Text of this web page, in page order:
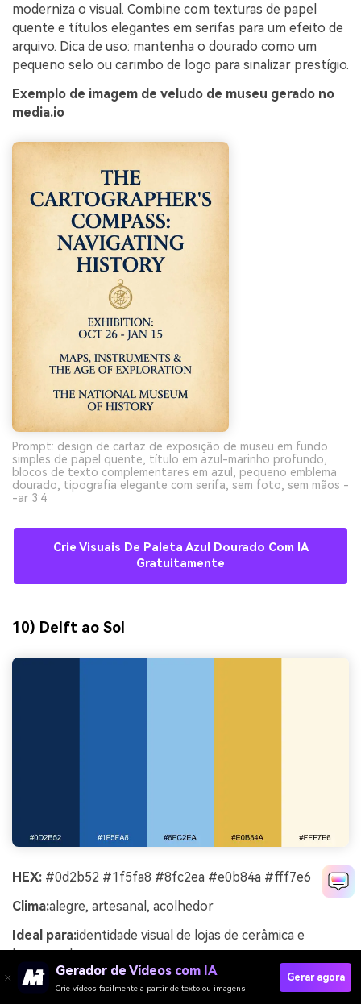
moderniza o visual. Combine com texturas de papel
quente e títulos elegantes em serifas para um efeito de
arquivo. Dica de uso: mantenha o dourado como um
pequeno selo ou carimbo de logo para sinalizar prestígio.
Exemplo de imagem de veludo de museu gerado no
media.io
Prompt: design de cartaz de exposição de museu em fundo
simples de papel quente, título em azul-marinho profundo,
blocos de texto complementares em azul, pequeno emblema
dourado, tipografia elegante com serifa, sem foto, sem mãos -
-ar 3:4
Crie Visuais De Paleta Azul Dourado Com IA
Gratuitamente
10) Delft ao Sol
HEX: #0d2b52 #1f5fa8 #8fc2ea #e0b84a #fff7e6
Clima:alegre, artesanal, acolhedor
Ideal para:identidade visual de lojas de cerâmica e
banners de e-commerce
Alegre e artesanal, lembra os azuis de Delft com um
Gerador de Vídeos com IA
Crie vídeos facilmente a partir de texto ou imagens
Gerar agora